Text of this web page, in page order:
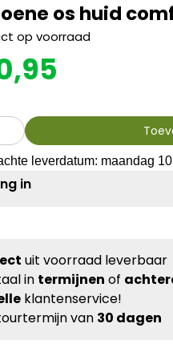
os huid
op voorraad
leverdatum: maandag
in
uit voorraad leverbaar
in termijnen of
klantenservice!
van 30 dagen